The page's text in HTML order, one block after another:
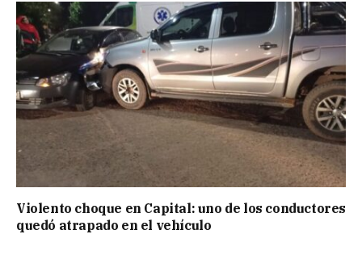
Violento choque en Capital: uno de los conductores
quedó atrapado en el vehículo